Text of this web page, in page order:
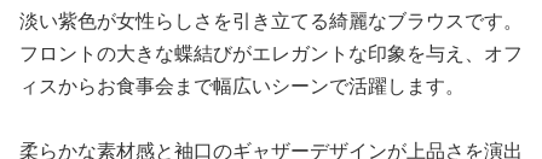
淡い紫色が女性らしさを引き立てる綺麗なブラウスです。
フロントの大きな蝶結びがエレガントな印象を与え、オフ
ィスからお食事会まで幅広いシーンで活躍します。
柔らかな素材感と袖口のギャザーデザインが上品さを演出